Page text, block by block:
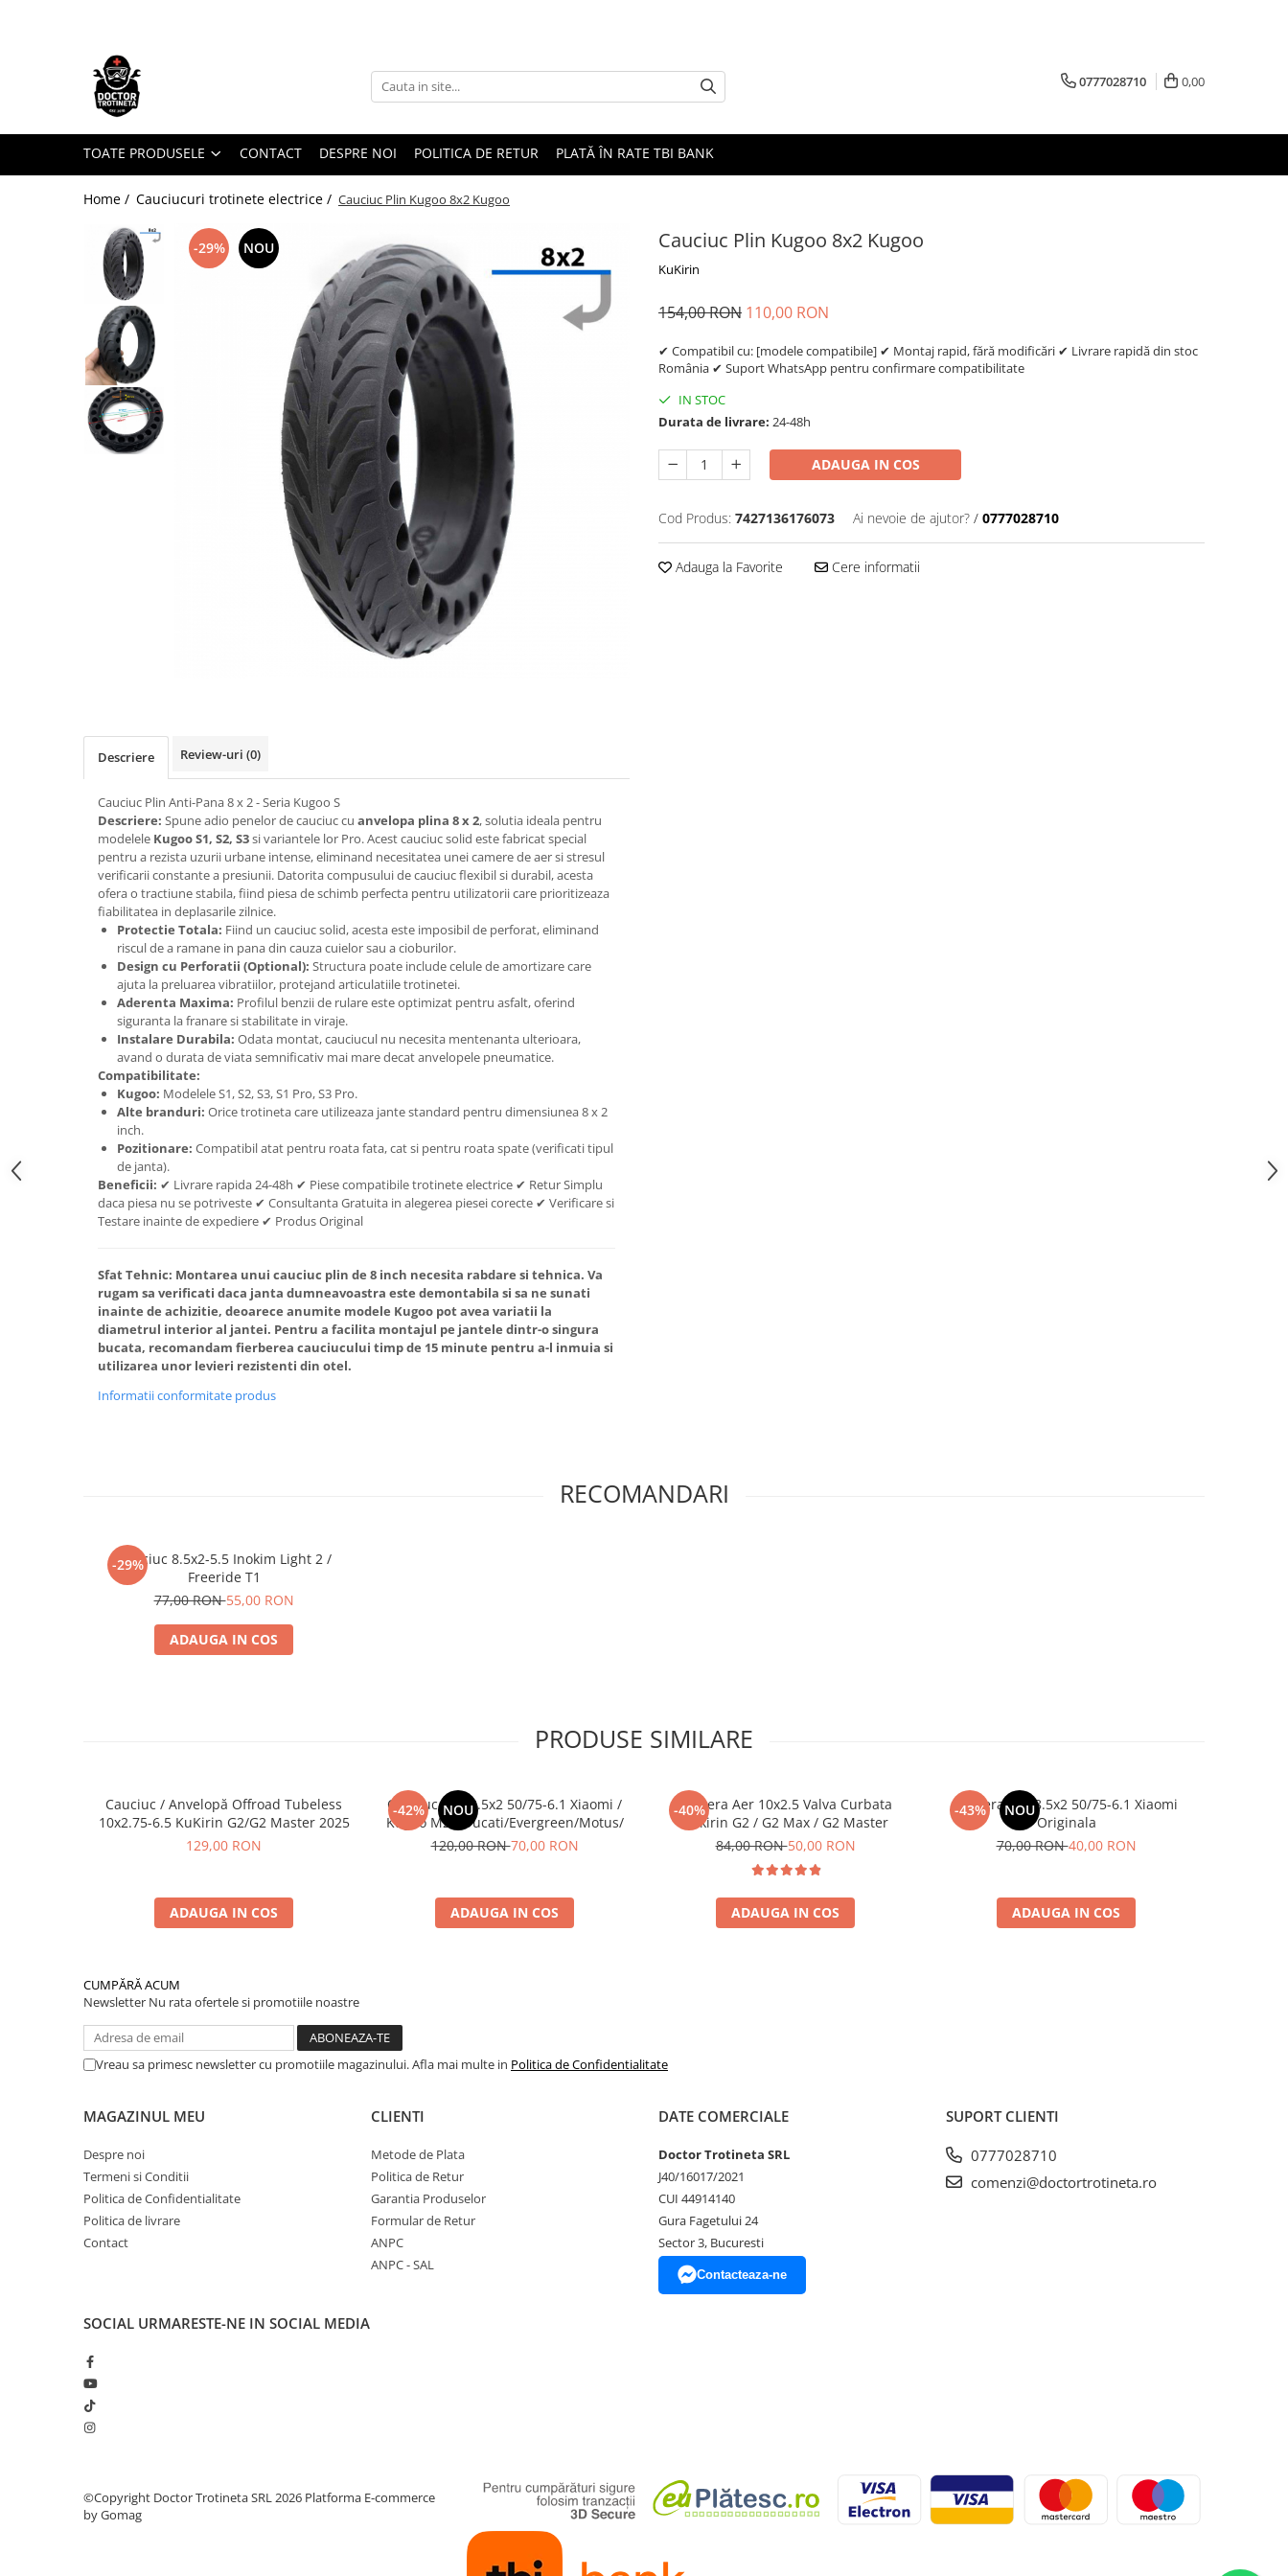
Toate Produsele
Piese de schimb
https://www.doctortrotineta.ro/electrica
Acceleratie
Acumulatori
Kit complet
Contact cu cheie
https://www.doctortrotineta.ro/frane
https://www.doctortrotineta.ro/camere-
https://www.doctortrotineta.ro/cauciucuri-
trotinete-electrice
https://www.doctortrotineta.ro/cauciucuri-
cauciucuri-bicicleta
Camere bicicleta
Cauciuc tubeless cu GEL antipană
Trotinete electrice
Biciclete Electrice
Anvelope moto
Anvelope ATV
Cauciucuri bicicleta
Anvelope și Camere Utilaje
forceOriginalForEdit=1&preview=00681
0777028710 0,00
TOATE PRODUSELE CONTACT DESPRE NOI POLITICA DE RETUR PLATĂ ÎN RATE TBI BANK
Home / Cauciucuri trotinete electrice / Cauciuc Plin Kugoo 8x2 Kugoo
Cauciuc Plin Kugoo 8x2 Kugoo
KuKirin
-29% NOU
154,00 RON 110,00 RON
✔ Compatibil cu: [modele compatibile] ✔ Montaj rapid, fără modificări ✔ Livrare rapidă din stoc
România ✔ Suport WhatsApp pentru confirmare compatibilitate
IN STOC
Durata de livrare: 24-48h
ADAUGA IN COS
Cod Produs: 7427136176073 Ai nevoie de ajutor? / 0777028710
Adauga la Favorite Cere informatii
Descriere Review-uri (0)
Cauciuc Plin Anti-Pana 8 x 2 - Seria Kugoo S
Descriere: Spune adio penelor de cauciuc cu anvelopa plina 8 x 2, solutia ideala pentru
modelele Kugoo S1, S2, S3si variantele lor Pro. Acest cauciuc solid este fabricat special
pentru a rezista uzurii urbane intense, eliminand necesitatea unei camere de aer si stresul
verificarii constante a presiunii. Datorita compusului de cauciuc flexibil si durabil, acesta
ofera o tractiune stabila, fiind piesa de schimb perfecta pentru utilizatorii care prioritizeaza
fiabilitatea in deplasarile zilnice.
Protectie Totala: Fiind un cauciuc solid, acesta este imposibil de perforat, eliminand
riscul de a ramane in pana din cauza cuielor sau a cioburilor.
Design cu Perforatii (Optional): Structura poate include celule de amortizare care
ajuta la preluarea vibratiilor, protejand articulatiile trotinetei.
Aderenta Maxima: Profilul benzii de rulare este optimizat pentru asfalt, oferind
siguranta la franare si stabilitate in viraje.
Instalare Durabila: Odata montat, cauciucul nu necesita mentenanta ulterioara,
avand o durata de viata semnificativ mai mare decat anvelopele pneumatice.
Compatibilitate:
Kugoo: Modelele S1, S2, S3, S1 Pro, S3 Pro.
Alte branduri: Orice trotineta care utilizeaza jante standard pentru dimensiunea 8 x 2
inch.
Pozitionare: Compatibil atat pentru roata fata, cat si pentru roata spate (verificati tipul
de janta).
Beneficii: ✔ Livrare rapida 24-48h ✔ Piese compatibile trotinete electrice ✔ Retur Simplu
daca piesa nu se potriveste ✔ Consultanta Gratuita in alegerea piesei corecte ✔ Verificare si
Testare inainte de expediere ✔ Produs Original
Sfat Tehnic: Montarea unui cauciuc plin de 8 inch necesita rabdare si tehnica. Va
rugam sa verificati daca janta dumneavoastra este demontabila si sa ne sunati
inainte de achizitie, deoarece anumite modele Kugoo pot avea variatii la
diametrul interior al jantei. Pentru a facilita montajul pe jantele dintr-o singura
bucata, recomandam fierberea cauciucului timp de 15 minute pentru a-l inmuia si
utilizarea unor levieri rezistenti din otel.
Informatii conformitate produs
RECOMANDARI
-29%
Cauciuc 8.5x2-5.5 Inokim Light 2 /
Freeride T1
77,00 RON55,00 RON
ADAUGA IN COS
PRODUSE SIMILARE
Cauciuc / Anvelopă Offroad Tubeless
10x2.75-6.5 KuKirin G2/G2 Master 2025
129,00 RON
ADAUGA IN COS
-42% NOU
Cauciuc Plin 8.5x2 50/75-6.1 Xiaomi /
Kugoo M2 / Ducati/Evergreen/Motus/
120,00 RON70,00 RON
ADAUGA IN COS
-40%
Camera Aer 10x2.5 Valva Curbata
Kukirin G2 / G2 Max / G2 Master
84,00 RON50,00 RON
ADAUGA IN COS
-43% NOU
Camera Aer 8.5x2 50/75-6.1 Xiaomi
Originala
70,00 RON40,00 RON
ADAUGA IN COS
CUMPĂRĂ ACUM
Newsletter Nu rata ofertele si promotiile noastre
Vreau sa primesc newsletter cu promotiile magazinului. Afla mai multe in Politica de Confidentialitate
MAGAZINUL MEU
Despre noi
Termeni si Conditii
Politica de Confidentialitate
Politica de livrare
Contact
CLIENTI
Metode de Plata
Politica de Retur
Garantia Produselor
Formular de Retur
ANPC
ANPC - SAL
DATE COMERCIALE
Doctor Trotineta SRL
J40/16017/2021
CUI 44914140
Gura Fagetului 24
Sector 3, Bucuresti
Contacteaza-ne
SUPORT CLIENTI
0777028710
comenzi@doctortrotineta.ro
SOCIAL URMARESTE-NE IN SOCIAL MEDIA
©Copyright Doctor Trotineta SRL 2026 Platforma E-commerce
by Gomag